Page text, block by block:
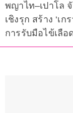
พญาไท–เปาโล
เชิงรุก สร้าง ‘เ
การรับมือไข้เลื